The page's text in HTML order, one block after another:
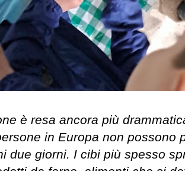
è resa ancora più
in Europa non possono
due giorni. I cibi più spesso